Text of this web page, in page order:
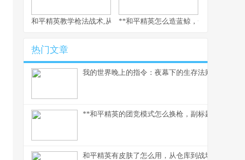
和平精英教学枪法战术,从新手到战神的心路历程
**和平精英怎么造蓝鲸，一场虚拟海洋
热门文章
我的世界晚上的指令：夜幕下的生存法则
**和平精英的团竞模式怎么换枪，副标题为短兵相
和平精英有皮肤了怎么用，从仓库到战场的战术美